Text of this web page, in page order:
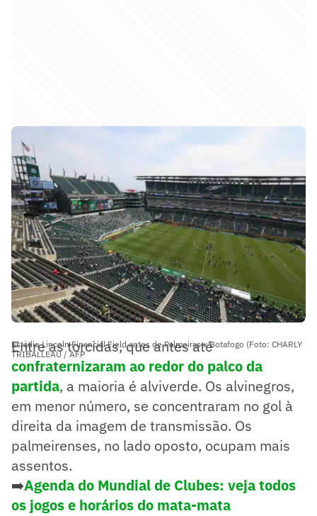
Estádio Lincoln Financial Field antes de Palmeiras x Botafogo (Foto: CHARLY
TRIBALLEAU / AFP
Entre as torcidas, que antes até
confraternizaram ao redor do palco da
partida, a maioria é alviverde. Os alvinegros,
em menor número, se concentraram no gol à
direita da imagem de transmissão. Os
palmeirenses, no lado oposto, ocupam mais
assentos.
➡️Agenda do Mundial de Clubes: veja todos
os jogos e horários do mata-mata